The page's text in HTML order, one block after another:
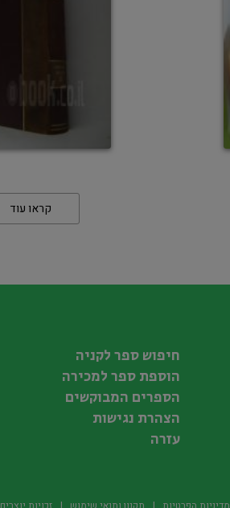
קראו עוד
חיפוש ספר לקניה
הוספת ספר למכירה
הספרים המבוקשים
הצהרת נגישות
עזרה